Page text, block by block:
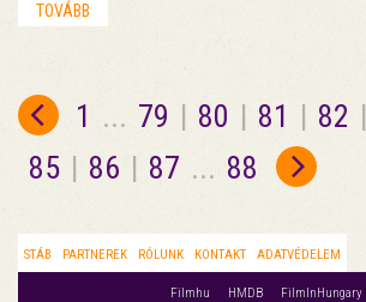
TOVÁBB
1 ... 79 | 80 | 81 | 82 |
85 | 86 | 87 ... 88
STÁB PARTNEREK RÓLUNK KONTAKT ADATVÉDELEM
Filmhu HMDB FilmInHungary